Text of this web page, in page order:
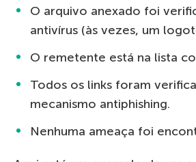
O arquivo anexado foi
antivírus (às vezes, um
O remetente está na lista
Todos os links foram
mecanismo antiphishing.
Nenhuma ameaça foi